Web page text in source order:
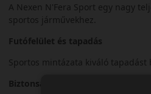
A Nexen N'Fera Sport egy nagy
sportos járművekhez.
Futófelület és tapadás
Sportos mintázata kiváló tapadást
Biztonsági jellemzők